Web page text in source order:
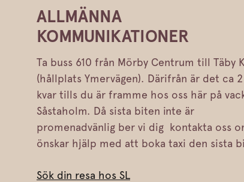
ALLMÄNNA
KOMMUNIKATIONER
Ta buss 610 från Mörby Centrum till Täby
(hållplats Ymervägen). Därifrån är det ca
kvar tills du är framme hos oss här på
Såstaholm. Då sista biten inte är
promenadvänlig ber vi dig kontakta oss
önskar hjälp med att boka taxi den sista
Sök din resa hos SL